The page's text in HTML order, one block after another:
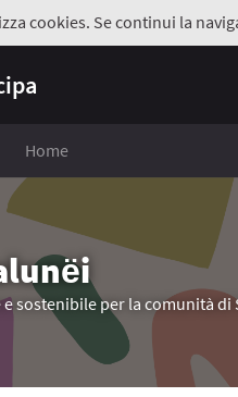
cookies. Se continui la
Home
sostenibile per la comunità di